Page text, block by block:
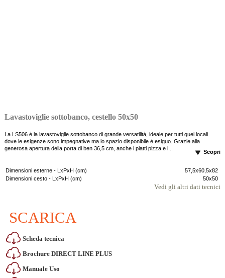
Lavastoviglie sottobanco, cestello 50x50
La LS506 è la lavastoviglie sottobanco di grande versatilità, ideale per tutti quei locali
dove le esigenze sono impegnative ma lo spazio disponibile è esiguo. Grazie alla
generosa apertura della porta di ben 36,5 cm, anche i piatti pizza e i...
Scopri
Dimensioni esterne - LxPxH (cm)
57,5x60,5x82
Dimensioni cesto - LxPxH (cm)
50x50
Vedi gli altri dati tecnici
SCARICA
Scheda tecnica
Brochure DIRECT LINE PLUS
Manuale Uso